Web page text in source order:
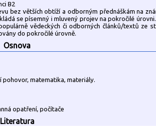
B2
bez větších obtíží a odborným přednáškám na
se písemný i mluvený projev na pokročilé
vědeckých či odborných článků/textů ze
do pokročilé úrovně.
Osnova
matematika, materiály.
opatření, počítače
Literatura